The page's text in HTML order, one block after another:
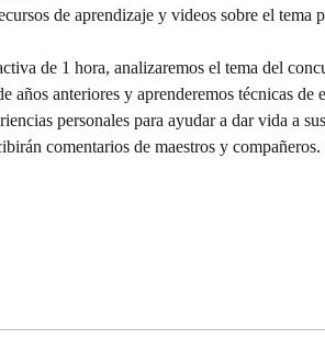
de aprendizaje y videos sobre el tema
de 1 hora, analizaremos el tema del
años anteriores y aprenderemos técnicas de
personales para ayudar a dar vida a
comentarios de maestros y